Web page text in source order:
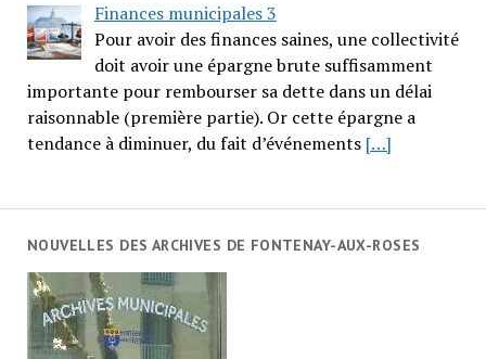
Finances municipales 3
Pour avoir des finances saines, une collectivité
doit avoir une épargne brute suffisamment
importante pour rembourser sa dette dans un délai
raisonnable (première partie). Or cette épargne a
tendance à diminuer, du fait d’événements […]
NOUVELLES DES ARCHIVES DE FONTENAY-AUX-ROSES